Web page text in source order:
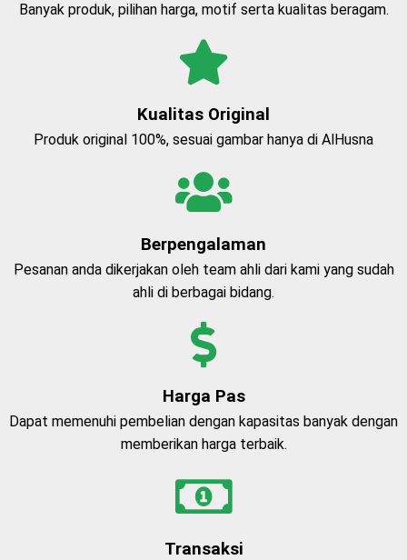
Banyak produk, pilihan harga, motif serta kualitas beragam.
Kualitas Original
Produk original 100%, sesuai gambar hanya di AlHusna
Berpengalaman
Pesanan anda dikerjakan oleh team ahli dari kami yang sudah
ahli di berbagai bidang.
Harga Pas
Dapat memenuhi pembelian dengan kapasitas banyak dengan
memberikan harga terbaik.
Transaksi